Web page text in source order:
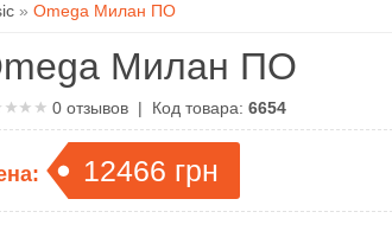
» Omega Милан ПО
Милан ПО
0 отзывов | Код товара:6654
12466 грн